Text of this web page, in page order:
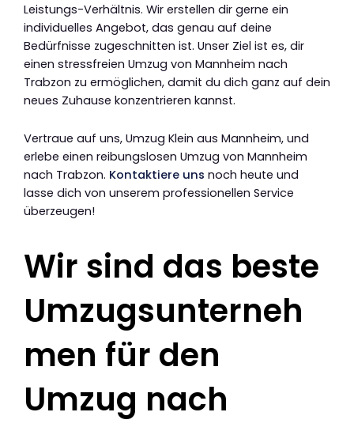
Leistungs-Verhältnis. Wir erstellen dir gerne ein
individuelles Angebot, das genau auf deine
Bedürfnisse zugeschnitten ist. Unser Ziel ist es, dir
einen stressfreien Umzug von Mannheim nach
Trabzon zu ermöglichen, damit du dich ganz auf dein
neues Zuhause konzentrieren kannst.
Vertraue auf uns, Umzug Klein aus Mannheim, und
erlebe einen reibungslosen Umzug von Mannheim
nach Trabzon. Kontaktiere uns noch heute und
lasse dich von unserem professionellen Service
überzeugen!
Wir sind das beste
Umzugsunterneh
men für den
Umzug nach